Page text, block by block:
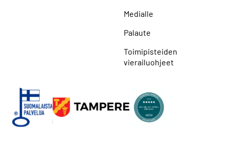
Medialle
Palaute
Toimipisteiden
vierailuohjeet